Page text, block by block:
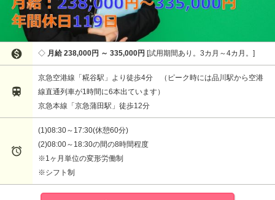
 月給 238,000円 ～ 335,000円 試用期間あり。3カ月～4カ月。

京急空港線「糀谷駅」より徒歩4分 （ピーク時には品川駅から空港
線直通列車が1時間に6本出ています）
京急本線「京急蒲田駅」徒歩12分

(1)08:30～17:30(休憩60分)
(2)08:00～18:30の間の8時間程度
※1ヶ月単位の変形労働制
※シフト制